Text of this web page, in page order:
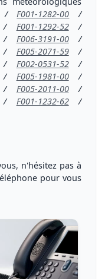
/ F001-1282-00
/
/ F001-1292-52
/
/ F006-3191-00
/
/ F005-2071-59
/
/ F002-0531-52
/
/ F005-1981-00
/
/ F005-2011-00
/
/ F001-1232-62
/
n'hésitez pas à
pour vous